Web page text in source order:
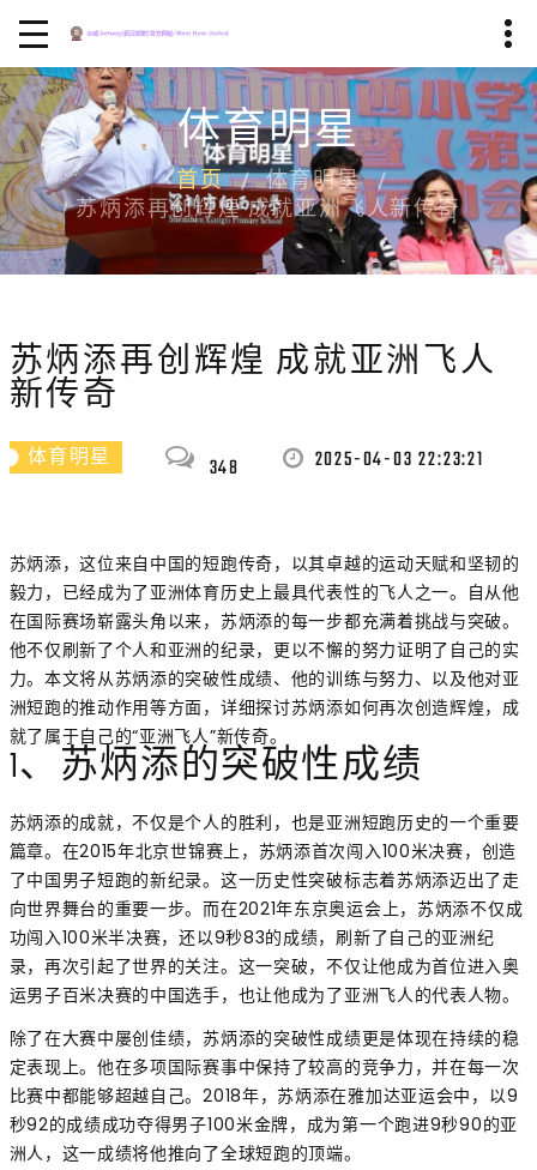
体育明星
首页
体育明星
苏炳添再创辉煌 成就亚洲飞人新传奇
苏炳添再创辉煌 成就亚洲飞人
新传奇
体育明星 348 2025-04-03 22:23:21
苏炳添，这位来自中国的短跑传奇，以其卓越的运动天赋和坚韧的
毅力，已经成为了亚洲体育历史上最具代表性的飞人之一。自从他
在国际赛场崭露头角以来，苏炳添的每一步都充满着挑战与突破。
他不仅刷新了个人和亚洲的纪录，更以不懈的努力证明了自己的实
力。本文将从苏炳添的突破性成绩、他的训练与努力、以及他对亚
洲短跑的推动作用等方面，详细探讨苏炳添如何再次创造辉煌，成
就了属于自己的“亚洲飞人”新传奇。
1、苏炳添的突破性成绩
苏炳添的成就，不仅是个人的胜利，也是亚洲短跑历史的一个重要
篇章。在2015年北京世锦赛上，苏炳添首次闯入100米决赛，创造
了中国男子短跑的新纪录。这一历史性突破标志着苏炳添迈出了走
向世界舞台的重要一步。而在2021年东京奥运会上，苏炳添不仅成
功闯入100米半决赛，还以9秒83的成绩，刷新了自己的亚洲纪
录，再次引起了世界的关注。这一突破，不仅让他成为首位进入奥
运男子百米决赛的中国选手，也让他成为了亚洲飞人的代表人物。
除了在大赛中屡创佳绩，苏炳添的突破性成绩更是体现在持续的稳
定表现上。他在多项国际赛事中保持了较高的竞争力，并在每一次
比赛中都能够超越自己。2018年，苏炳添在雅加达亚运会中，以9
秒92的成绩成功夺得男子100米金牌，成为第一个跑进9秒90的亚
洲人，这一成绩将他推向了全球短跑的顶端。